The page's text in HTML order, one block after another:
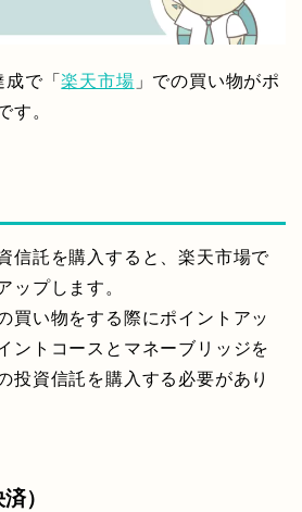
成で「楽天市場 」での買い物がポ
す。
信託を購入すると、楽天市場で
ップします。
買い物をする際にポイントアッ
ントコースとマネーブリッジを
投資信託を購入する必要があり
）